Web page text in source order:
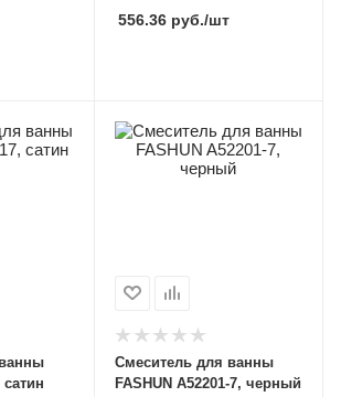
556.36руб./шт
сатин
Смеситель для ванны
FASHUN A52201-7, черный